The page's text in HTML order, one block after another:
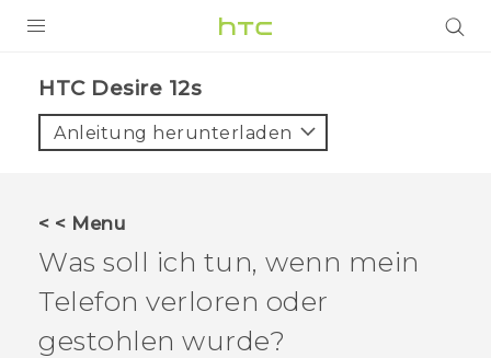
VIVE
VIVERSE
UNTERSTÜTZUNG
HTC Desire 12s‎
Anleitung herunterladen
< < Menu
Was soll ich tun, wenn mein
Telefon verloren oder
gestohlen wurde?